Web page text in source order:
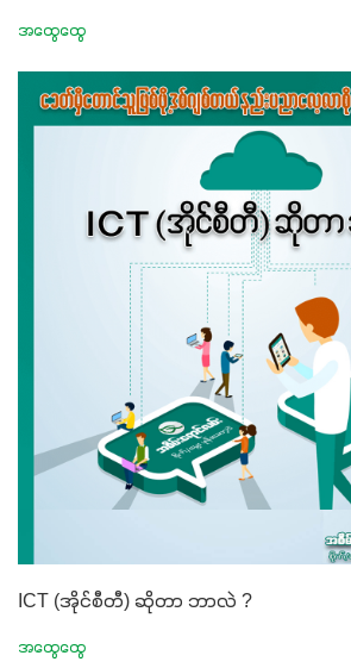
အထွေထွေ
ICT (အိုင်စီတီ) ဆိုတာ ဘာလဲ ?
အထွေထွေ